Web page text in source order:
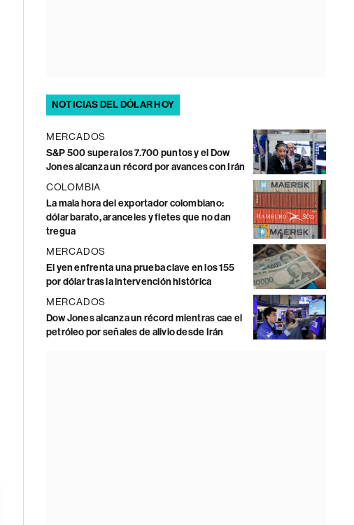
NOTICIAS DEL DÓLAR HOY
MERCADOS
S&P 500 supera los 7.700 puntos y el Dow
Jones alcanza un récord por avances con Irán
COLOMBIA
La mala hora del exportador colombiano:
dólar barato, aranceles y fletes que no dan
tregua
MERCADOS
El yen enfrenta una prueba clave en los 155
por dólar tras la intervención histórica
MERCADOS
Dow Jones alcanza un récord mientras cae el
petróleo por señales de alivio desde Irán